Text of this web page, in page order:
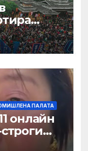
ПАЛАТА
онлайн
на